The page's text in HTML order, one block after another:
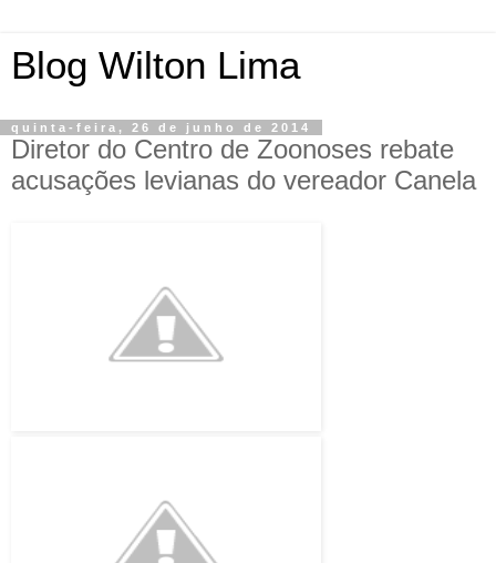
Blog Wilton Lima
quinta-feira, 26 de junho de 2014
Diretor do Centro de Zoonoses rebate
acusações levianas do vereador Canela